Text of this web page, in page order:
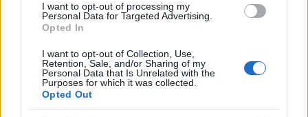
I want to opt-out of processing my
Personal Data for Targeted Advertising.
Opted In
I want to opt-out of Collection, Use,
Retention, Sale, and/or Sharing of my
Personal Data that Is Unrelated with the
Purposes for which it was collected.
Opted Out
Vous trouverez ci-dessous le programme TV des
futurs matchs de Afrique Du Sud (f) dont la